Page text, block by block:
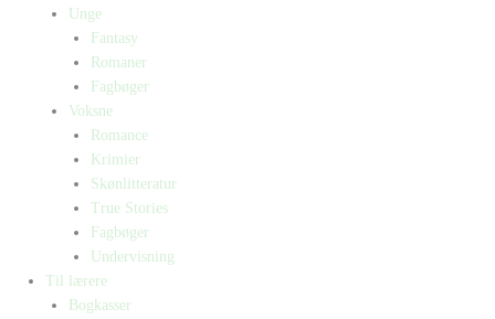
Unge
Fantasy
Romaner
Fagbøger
Voksne
Romance
Krimier
Skønlitteratur
True Stories
Fagbøger
Undervisning
Til lærere
Bogkasser